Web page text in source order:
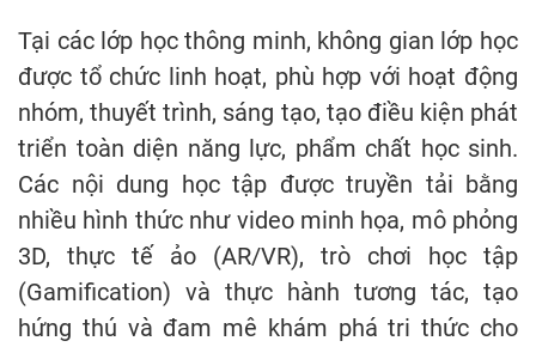
Tại các lớp học thông minh, không gian lớp học
được tổ chức linh hoạt, phù hợp với hoạt động
nhóm, thuyết trình, sáng tạo, tạo điều kiện phát
triển toàn diện năng lực, phẩm chất học sinh.
Các nội dung học tập được truyền tải bằng
nhiều hình thức như video minh họa, mô phỏng
3D, thực tế ảo (AR/VR), trò chơi học tập
(Gamification) và thực hành tương tác, tạo
hứng thú và đam mê khám phá tri thức cho